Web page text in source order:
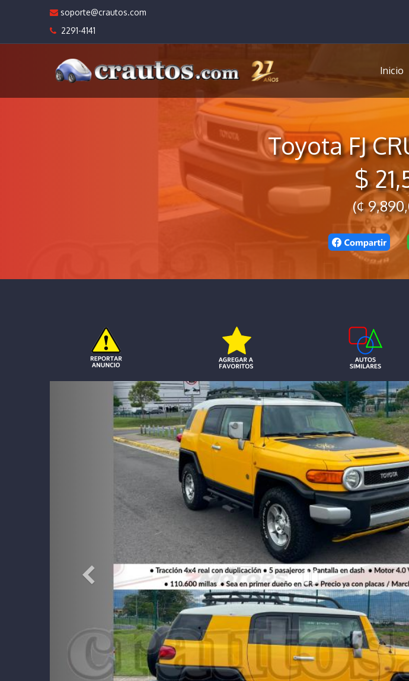
soporte@crautos.com
2291-4141
Inicio
Toyota FJ
$
(¢